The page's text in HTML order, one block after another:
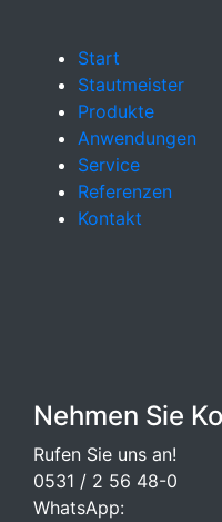
Start
Stautmeister
Produkte
Anwendungen
Service
Referenzen
Kontakt
Nehmen Sie
Rufen Sie uns an!
0531 / 2 56 48-0
WhatsApp: